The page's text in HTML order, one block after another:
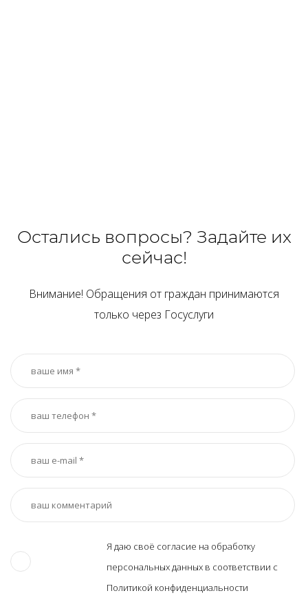
Остались вопросы? Задайте их
сейчас!
Внимание! Обращения от граждан принимаются
только через Госуслуги
Я даю своё согласие на обработку
персональных данных в соответствии с
Политикой конфиденциальности